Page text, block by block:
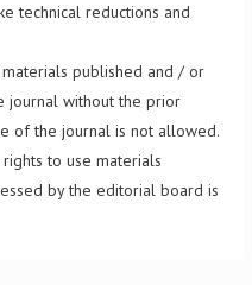
technical reductions and
published and / or
journal without the prior
of the journal is not allowed.
to use materials
by the editorial board is